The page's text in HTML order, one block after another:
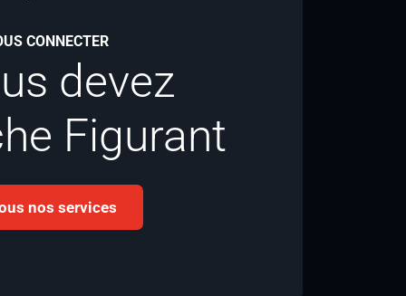
CONNECTER
devez
Figurant
nos services